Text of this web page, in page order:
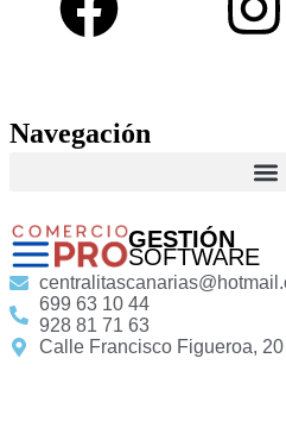
Navegación
GESTIÓN
SOFTWARE
699 63 10 44
928 81 71 63
Calle Francisco Figueroa,